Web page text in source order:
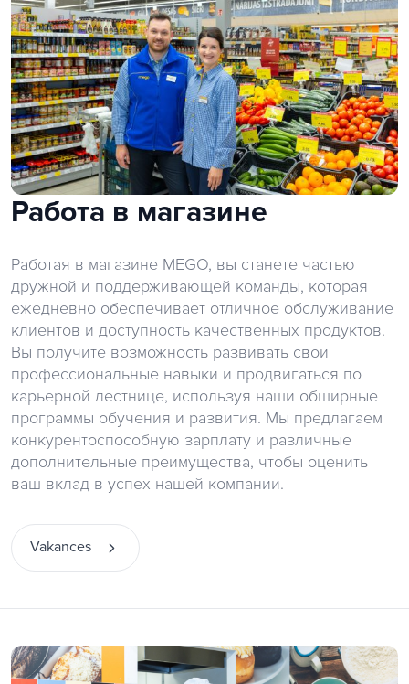
Работа в магазине
Работая в магазине MEGO, вы станете частью
дружной и поддерживающей команды, которая
ежедневно обеспечивает отличное обслуживание
клиентов и доступность качественных продуктов.
Вы получите возможность развивать свои
профессиональные навыки и продвигаться по
карьерной лестнице, используя наши обширные
программы обучения и развития. Мы предлагаем
конкурентоспособную зарплату и различные
дополнительные преимущества, чтобы оценить
ваш вклад в успех нашей компании.
Vakances